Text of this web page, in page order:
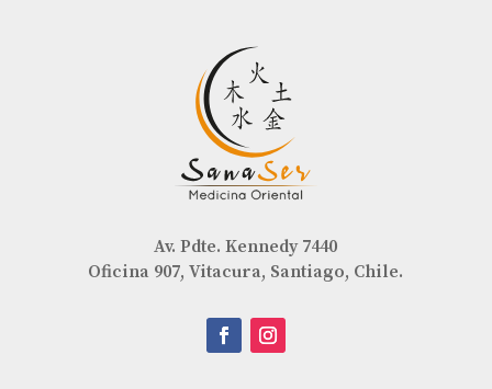
Av. Pdte. Kennedy 7440
Oficina 907, Vitacura, Santiago, Chile.